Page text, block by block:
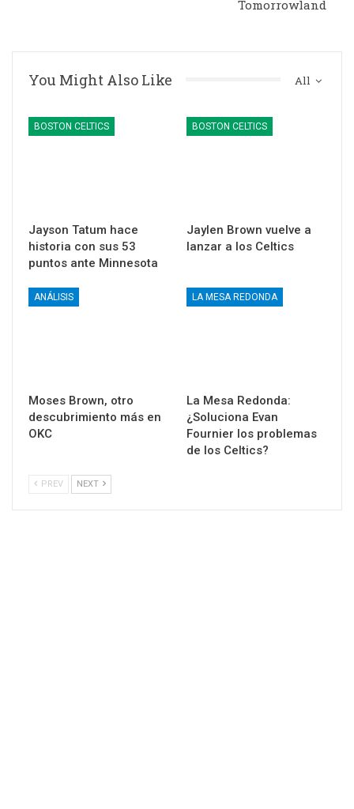
Tomorrowland
All
You Might Also Like
BOSTON CELTICS
Jayson Tatum hace
historia con sus 53
puntos ante Minnesota
BOSTON CELTICS
Jaylen Brown vuelve a
lanzar a los Celtics
ANÁLISIS
Moses Brown, otro
descubrimiento más en
OKC
LA MESA REDONDA
La Mesa Redonda:
¿Soluciona Evan
Fournier los problemas
de los Celtics?
PREV NEXT